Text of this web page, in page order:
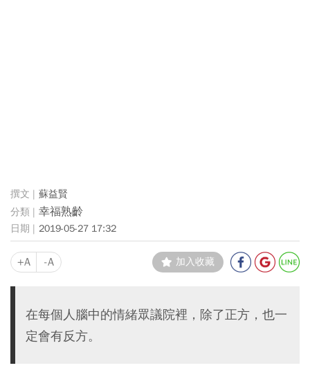
蘇益賢
幸福熟齡
2019-05-27 17:32
+A -A 加入收藏
在每個人腦中的情緒眾議院裡，除了正方，也一
定會有反方。